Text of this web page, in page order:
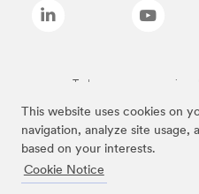
This website uses cookies on
navigation, analyze site usage,
based on your interests.
Cookie Notice
Todas as marcas